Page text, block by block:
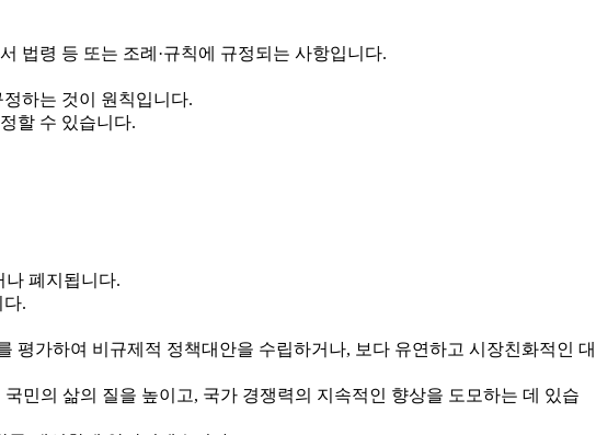
법령 등 또는 조례·규칙에 규정되는 사항입니다.
하는 것이 원칙입니다.
할 수 있습니다.
나 폐지됩니다.
.
가하여 비규제적 정책대안을 수립하거나, 보다 유연하고 시장친화적인 대
민의 삶의 질을 높이고, 국가 경쟁력의 지속적인 향상을 도모하는 데 있습